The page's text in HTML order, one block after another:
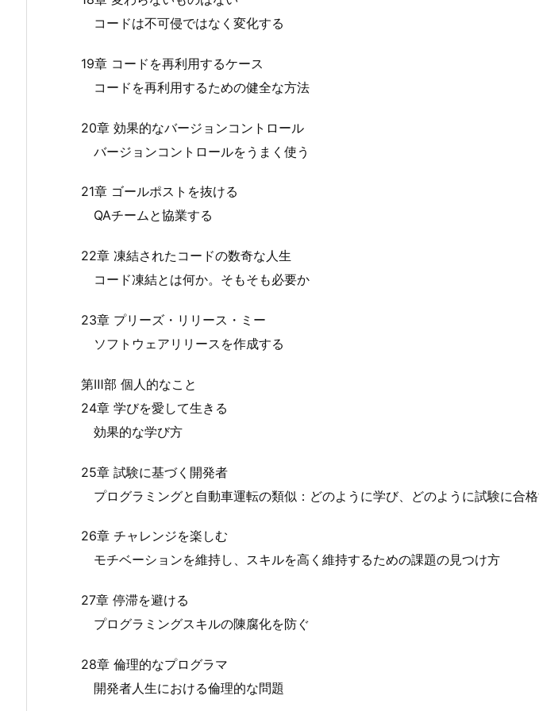
コードは不可侵ではなく変化する
19章 コードを再利用するケース
コードを再利用するための健全な方法
20章 効果的なバージョンコントロール
バージョンコントロールをうまく使う
21章 ゴールポストを抜ける
QAチームと協業する
22章 凍結されたコードの数奇な人生
コード凍結とは何か。そもそも必要か
23章 プリーズ・リリース・ミー
ソフトウェアリリースを作成する
第Ⅲ部 個人的なこと
24章 学びを愛して生きる
効果的な学び方
25章 試験に基づく開発者
プログラミングと自動車運転の類似：どのように学び、どのように試験に合
26章 チャレンジを楽しむ
モチベーションを維持し、スキルを高く維持するための課題の見つけ方
27章 停滞を避ける
プログラミングスキルの陳腐化を防ぐ
28章 倫理的なプログラマ
開発者人生における倫理的な問題